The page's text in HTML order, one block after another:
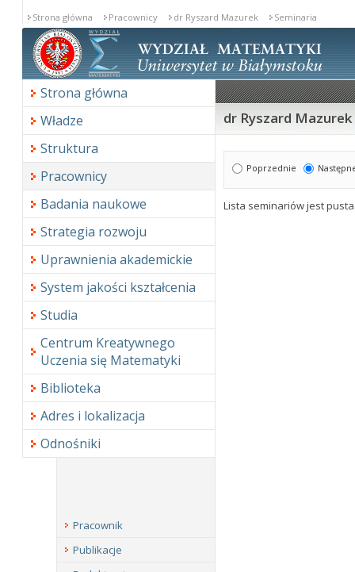
Strona główna Pracownicy dr Ryszard Mazurek Seminaria
Strona główna
Władze
Struktura
Pracownicy
Badania naukowe
Strategia rozwoju
Uprawnienia akademickie
System jakości kształcenia
Studia
Centrum Kreatywnego
Uczenia się Matematyki
Biblioteka
Adres i lokalizacja
Odnośniki
dr Ryszard
Poprzednie
Lista seminariów jest
Pracownik
Publikacje